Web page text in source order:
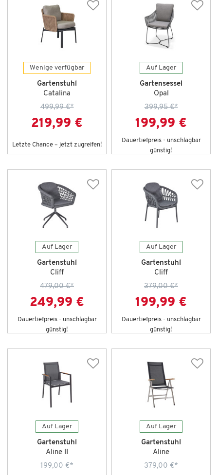
Wenige verfügbar
Gartenstuhl
Catalina
499,99 €*
219,99 €
Letzte Chance – jetzt zugreifen!
Auf Lager
Gartensessel
Opal
399,95 €*
199,99 €
Dauertiefpreis - unschlagbar
günstig!
Auf Lager
Gartenstuhl
Cliff
479,00 €*
249,99 €
Dauertiefpreis - unschlagbar
günstig!
Auf Lager
Gartenstuhl
Cliff
379,00 €*
199,99 €
Dauertiefpreis - unschlagbar
günstig!
Auf Lager
Gartenstuhl
Aline II
199,00 €*
Auf Lager
Gartenstuhl
Aline
379,00 €*